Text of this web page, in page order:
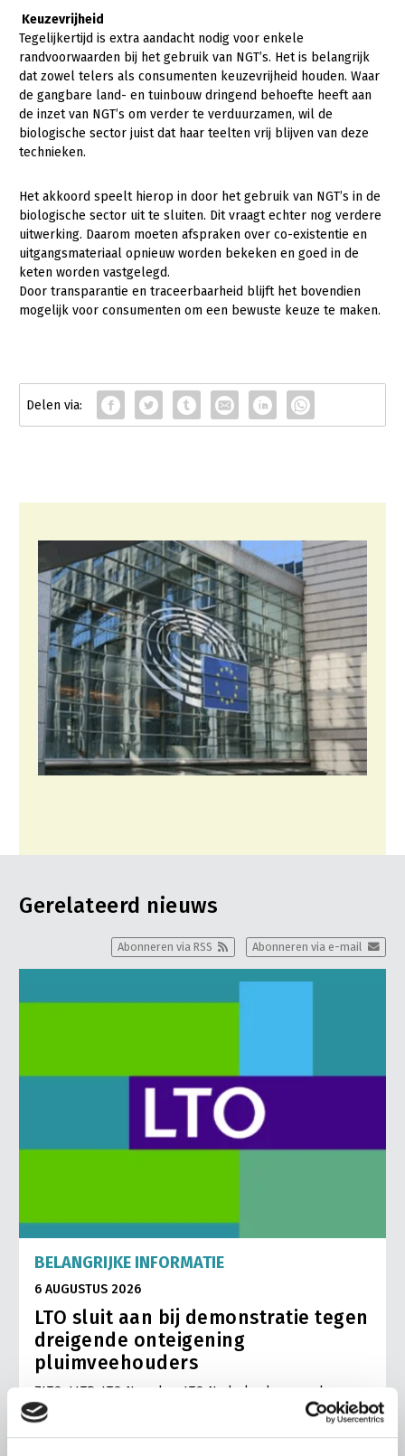
Varkenshouderij
Vleesveehouderij
Vollegrondsgroente
Multifunctionele landbouw
Multifunctioneel
Vrouw en Bedrijf
Onderwerpen
Nieuws
Webinars
Over LTO
LTO Nederland
Mensen
Vakgroepbestuurders
Pers
Keuzevrijheid
Tegelijkertijd is extra aandacht nodig voor enkele
randvoorwaarden bij het gebruik van NGT’s. Het is belangrijk
dat zowel telers als consumenten keuzevrijheid houden. Waar
de gangbare land- en tuinbouw dringend behoefte heeft aan
de inzet van NGT’s om verder te verduurzamen, wil de
biologische sector juist dat haar teelten vrij blijven van deze
technieken.
Het akkoord speelt hierop in door het gebruik van NGT’s in de
biologische sector uit te sluiten. Dit vraagt echter nog verdere
uitwerking. Daarom moeten afspraken over co-existentie en
uitgangsmateriaal opnieuw worden bekeken en goed in de
keten worden vastgelegd.
Door transparantie en traceerbaarheid blijft het bovendien
mogelijk voor consumenten om een bewuste keuze te maken.
Gerelateerd nieuws
Abonneren via e-mail
Abonneren via RSS
BELANGRIJKE INFORMATIE
6 AUGUSTUS 2026
LTO sluit aan bij demonstratie tegen
dreigende onteigening
pluimveehouders
ZLTO, LLTB, LTO Noord en LTO Nederland roepen hun
leden op om op vrijdagochtend 14 augustus massaal naar
het voorplein van het provinciehuis in Den Bosch te